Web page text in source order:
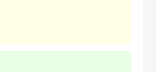
寄付金額:15,000円 寄付金額:1,000,000